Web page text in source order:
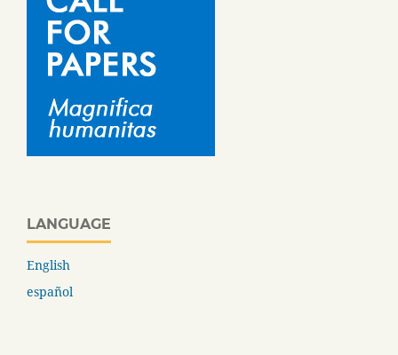
LANGUAGE
English
español